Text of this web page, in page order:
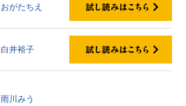
おがたちえ
白井裕子
雨川みう